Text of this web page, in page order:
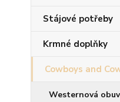
Stájové potřeby
Krmné doplňky
Cowboys and
Westernová